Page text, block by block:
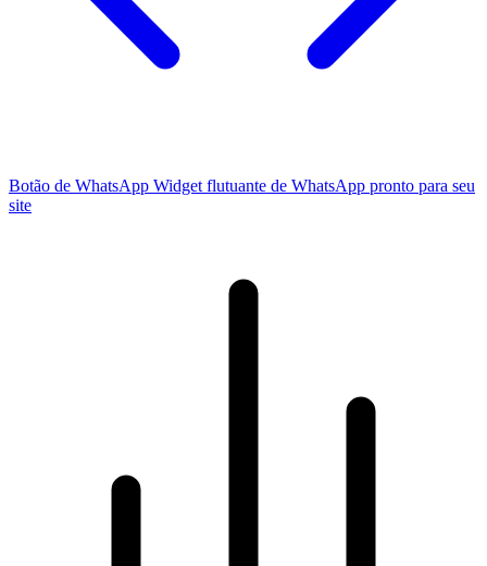
Botão de WhatsApp Widget flutuante de WhatsApp pronto para seu
site